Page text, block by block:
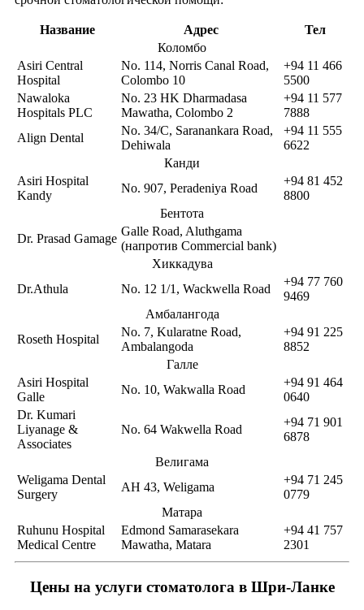
Название Адрес
Тел
Коломбо
Asiri Central
Hospital
No. 114, Norris Canal Road,
Colombo 10
+94 11 466
5500
Nawaloka
Hospitals PLC
No. 23 HK Dharmadasa
Mawatha, Colombo 2
+94 11 577
7888
Align Dental
No. 34/C, Saranankara Road,
Dehiwala
+94 11 555
6622
Канди
Asiri Hospital
Kandy
No. 907, Peradeniya Road
+94 81 452
8800
Бентота
Dr. Prasad Gamage
Galle Road, Aluthgama
(напротив Commercial bank)
Хиккадува
Dr.Athula
No. 12 1/1, Wackwella Road
+94 77 760
9469
Амбалангода
Roseth Hospital
No. 7, Kularatne Road,
Ambalangoda
+94 91 225
8852
Галле
Asiri Hospital
Galle
No. 10, Wakwalla Road
+94 91 464
0640
Dr. Kumari
Liyanage &
Associates
No. 64 Wakwella Road
+94 71 901
6878
Велигама
Weligama Dental
Surgery
AH 43, Weligama
+94 71 245
0779
Матара
Ruhunu Hospital
Medical Centre
Edmond Samarasekara
Mawatha, Matara
+94 41 757
2301
Цены на услуги стоматолога в Шри-Ланке